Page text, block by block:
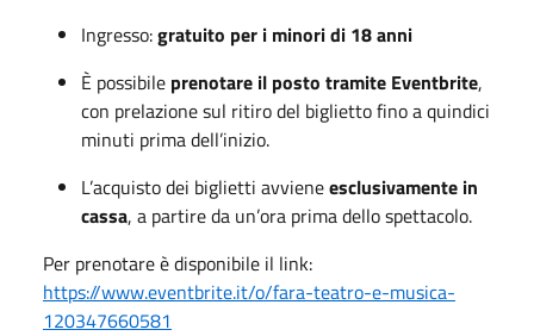
Ingresso:gratuito per i minori di 18 anni
È possibile prenotare il posto tramite Eventbrite,
con prelazione sul ritiro del biglietto fino a quindici
minuti prima dell’inizio.
L’acquisto dei biglietti avvieneesclusivamente in
cassa, a partire da un’ora prima dello spettacolo.
Per prenotare è disponibile il link:
https://www.eventbrite.it/o/fara-teatro-e-musica-
120347660581